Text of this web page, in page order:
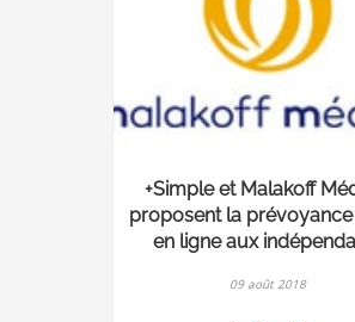
+Simple et Malakoff
proposent la prévoyance
en ligne aux
09 août 2018